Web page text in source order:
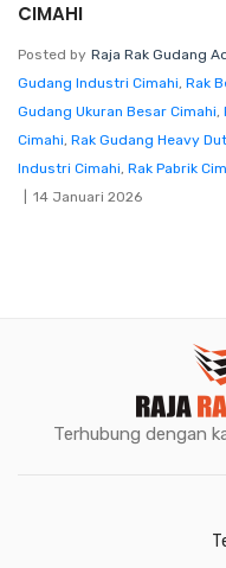
CIMAHI
Posted by Raja Rak Gudang
Gudang Industri Cimahi, Rak
Gudang Ukuran Besar Cimahi,
Cimahi, Rak Gudang Heavy
Industri Cimahi, Rak Pabrik
14 Januari 2026
Terhubung dengan